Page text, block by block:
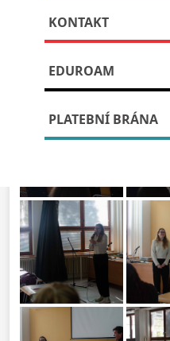
KONTAKT
EDUROAM
PLATEBNÍ BRÁNA
Publikováno: 23. října, 2023